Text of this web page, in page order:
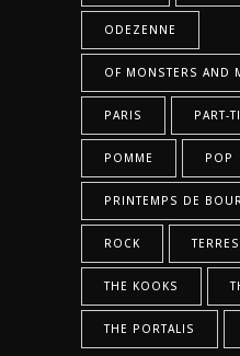
ODEZENNE
OF MONSTERS AND
PARIS PART-
POMME POP
PRINTEMPS DE
ROCK
THE KOOKS
THE PORTALIS